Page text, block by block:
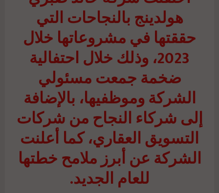
هولدينج بالنجاحات التي
حققتها في مشروعاتها خلال
2023، وذلك خلال احتفالية
ضخمة جمعت مسئولي
الشركة وموظفيها، بالإضافة
إلى شركاء النجاح من شركات
التسويق العقاري، كما أعلنت
الشركة عن أبرز ملامح خطتها
للعام الجديد.